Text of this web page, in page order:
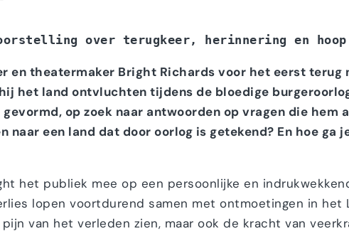
over terugkeer, herinnering en hoop
en theatermaker Bright Richards voor het eerst terug
het land ontvluchten tijdens de bloedige
op zoek naar antwoorden op vragen die hem
naar een land dat door oorlog is getekend? En hoe ga
het publiek mee op een persoonlijke en
lopen voortdurend samen met ontmoetingen in het
van het verleden zien, maar ook de kracht van